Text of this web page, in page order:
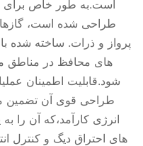
است.به طور خاص برای
طراحی شده است،
پرواز و ذرات. ساخته شده
های محافظ در مناطق
شود.قابلیت اطمینان
طراحی قوی آن تضمین
انرژی کارآمد،که آن را
های احتراق دیگ و کنترل